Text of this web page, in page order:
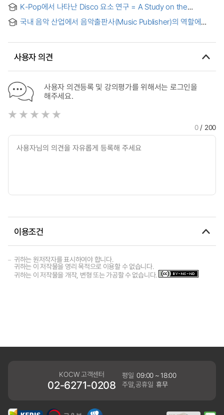
C.Debussy [Pour le Piano]의 연구 및 연주
K-Pop에서 나타난 Disco 요소 연구 = A Study on the
국내 음악 산업에서 음악출판사(Music Publisher)의 역할에
사용자 의견
사용자 의견등록 및 강의평가를 위해서는 로그인을
해주세요.
0/ 200
이용조건
귀하는 원저작자를 표시하여야 합니다.
귀하는 이 저작물을 영리 목적으로 이용할 수 없습니다.
귀하는 이 저작물을 개작, 변형 또는 가공할 수 없습니다.
KOCW 고객센터
02-6271-0208
평일 09:00 ~ 18:00
주말,공휴일 휴무